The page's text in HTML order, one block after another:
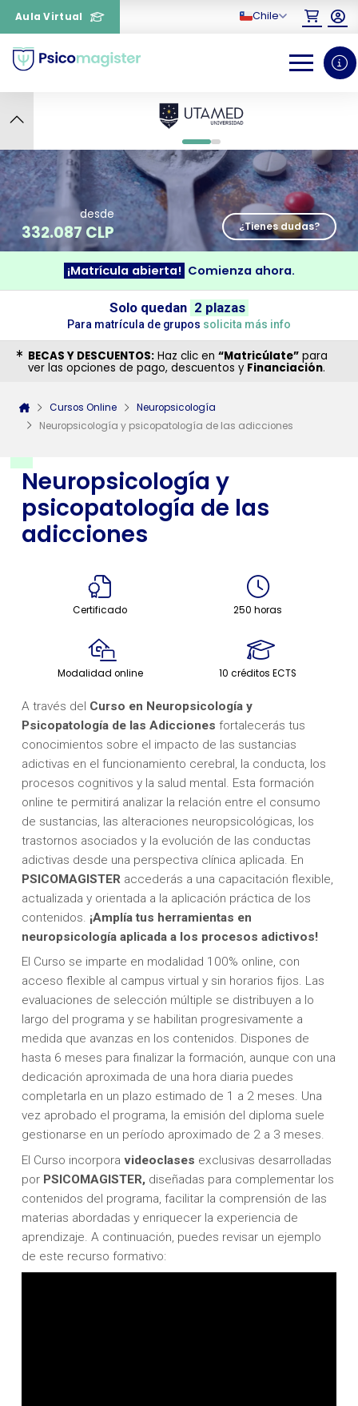
Aula Virtual Chile
0 1
Neuropsicología y
psicopatología de las
adicciones
Certificado 250 horas
Modalidad online 10 créditos ECTS
A través del Curso en Neuropsicología y
Psicopatología de las Adicciones fortalecerás tus
conocimientos sobre el impacto de las sustancias
adictivas en el funcionamiento cerebral, la conducta, los
procesos cognitivos y la salud mental. Esta formación
online te permitirá analizar la relación entre el consumo
de sustancias, las alteraciones neuropsicológicas, los
trastornos asociados y la evolución de las conductas
adictivas desde una perspectiva clínica aplicada. En
PSICOMAGISTER accederás a una capacitación flexible,
actualizada y orientada a la aplicación práctica de los
contenidos. ¡Amplía tus herramientas en
neuropsicología aplicada a los procesos adictivos!
El Curso se imparte en modalidad 100% online, con
acceso flexible al campus virtual y sin horarios fijos. Las
evaluaciones de selección múltiple se distribuyen a lo
largo del programa y se habilitan progresivamente a
medida que avanzas en los contenidos. Dispones de
hasta 6 meses para finalizar la formación, aunque con una
dedicación aproximada de una hora diaria puedes
completarla en un plazo estimado de 1 a 2 meses. Una
vez aprobado el programa, la emisión del diploma suele
gestionarse en un período aproximado de 2 a 3 meses.
El Curso incorpora videoclases exclusivas desarrolladas
por PSICOMAGISTER,diseñadas para complementar los
contenidos del programa, facilitar la comprensión de las
materias abordadas y enriquecer la experiencia de
aprendizaje. A continuación, puedes revisar un ejemplo
de este recurso formativo:
desde
332.087 CLP ¿Tienes dudas?
¡Matrícula abierta! Comienza ahora.
Solo quedan 2 plazas
Para matrícula de grupos solicita más info
BECAS Y DESCUENTOS: Haz clic en “Matricúlate” para
ver las opciones de pago, descuentos y Financiación.
Cursos Online
Neuropsicología
Neuropsicología y psicopatología de las adicciones
¿Necesitas más información
sobre un curso?